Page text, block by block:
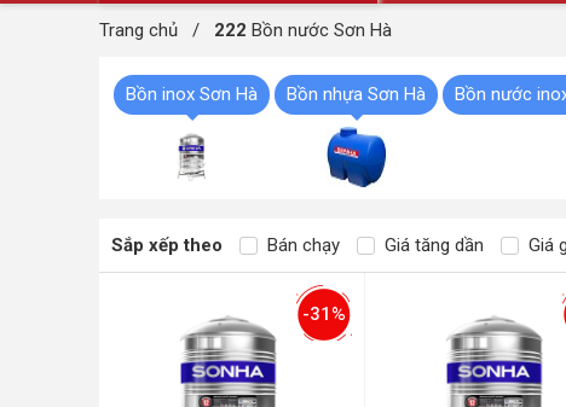
Trang chủ / 222 Bồn nước Sơn Hà
Bồn inox Sơn Hà Bồn nhựa Sơn Hà Bồn nước
Sắp xếp theo Bán chạy Giá tăng dần Giá
-31%